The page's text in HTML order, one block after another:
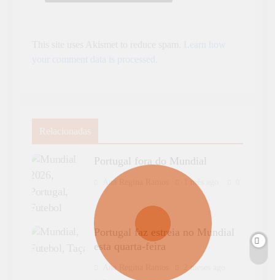
Relacionadas
Portugal fora do Mundial
Ana Regina Ramos 1 mês ago
Portugal faz estreia no Mundial
esta quarta-feira
Ana Regina Ramos 2 meses ago